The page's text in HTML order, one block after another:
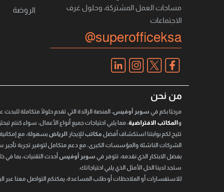
مساحات العمل المشتركة، وحلول غرف
الاجتماعات
@superofficeksa
الروضة
من نحن
مرحبًا بكم في سوبر أوفيس، المنصة الرائدة التي تقدم حلولًا متكاملة للبحث
والمكاتب الافتراضية، مما يلبي احتياجات جميع أنواع الأعمال، سواء كنتم
تتيح لكم بوابتنا استكشاف أفضل مكاتبللإيجار الرياضبسهولة، مع
الشركات الناشئة والمؤسسات الكبرى، مع دعم متكامل لتوفير تجربة
بفضل الابتكار الذي نقدمه، تتوفر في سوبر أوفيس أحدث التقنيات، بما في
ستجد لدينا الحل الأمثل الذي يلبي احتياجاتك.
للاستفسارات أو الملاحظات أو طلب المساعدة، يمكنكم التواصل معنا عبر